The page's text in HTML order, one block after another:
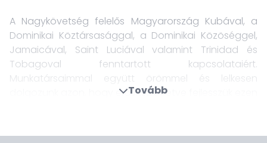
A Nagykövetség felelős Magyarország Kubával, a
Dominikai Köztársasággal, a Dominikai Közöséggel,
Jamaicával, Saint Luciával valamint Trinidad és
Tobagoval fenntartott kapcsolataiért.
Munkatársaimmal együtt örömmel és lelkesen
dolgozunk azon, hogy erősítsük, illetve fejlesszük ezen
egymás jobb megértéséhez és megismeréséhez.
Tovább